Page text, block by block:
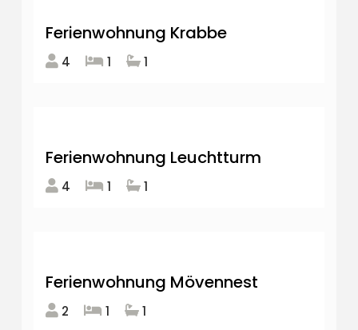
Ferienwohnung Krabbe
4 1 1
Ferienwohnung Leuchtturm
4 1 1
Ferienwohnung Mövennest
2 1 1